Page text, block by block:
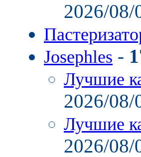
2026/
Josephles -
Лучшие
2026/
Лучшие
2026/